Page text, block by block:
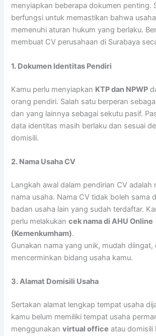
menyiapkan beberapa dokumen penting.
berfungsi untuk memastikan bahwa
memenuhi aturan hukum yang berlaku.
membuat CV perusahaan di Surabaya
1. Dokumen Identitas Pendiri
Kamu perlu menyiapkan KTP dan NPWP
orang pendiri. Salah satu berperan
dan yang lainnya sebagai sekutu pasif.
data identitas masih berlaku dan sesuai
domisili.
2. Nama Usaha CV
Langkah awal dalam pendirian CV adalah
nama usaha. Nama CV tidak boleh sama
badan usaha lain yang sudah terdaftar.
perlu melakukancek nama di AHU Online
(Kemenkumham).
Gunakan nama yang unik, mudah diingat,
mencerminkan bidang usaha kamu.
3. Alamat Domisili Usaha
Sertakan alamat lengkap tempat usaha
kamu belum memiliki tempat usaha
menggunakanvirtual office atau domisili